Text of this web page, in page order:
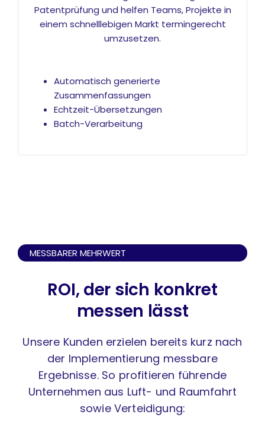
Patentprüfung und helfen Teams, Projekte in
einem schnelllebigen Markt termingerecht
umzusetzen.
Automatisch generierte
Zusammenfassungen
Echtzeit-Übersetzungen
Batch-Verarbeitung
MESSBARER MEHRWERT
ROI, der sich konkret
messen lässt
Unsere Kunden erzielen bereits kurz nach
der Implementierung messbare
Ergebnisse. So profitieren führende
Unternehmen aus Luft- und Raumfahrt
sowie Verteidigung: